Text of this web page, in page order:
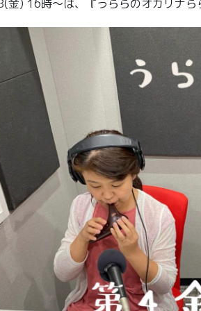
金) 16時〜は、『うららのオカリナら